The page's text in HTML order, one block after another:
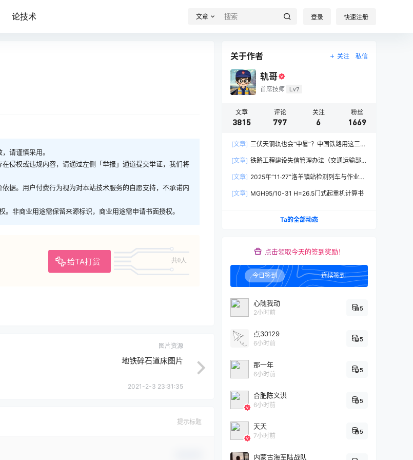
论技术 文章 登录 快速注册
请谨慎采用。
侵权或违规内容，请通过左侧「举报」通道提交举证，我们将
据。用户付费行为视为对本站技术服务的自愿支持，不承诺内
。非商业用途需保留来源标识，商业用途需申请书面授权。
给TA打赏 共0人
图片资源
地铁碎石道床图片
2021-2-3 23:31:35
提示标题
关于作者 关注 私信
轨哥
首席技师 Lv7
文章
3815
评论
797
关注
6
粉丝
1669
[文章] 三伏天钢轨也会“中暑”？中国铁路用这三招
[文章] 铁路工程建设失信管理办法（交通运输部
[文章] 2025年“11·27”洛羊镇站检测列车与作业人
[文章] MGH95/10-31 H=26.5门式起重机计算书
Ta的全部动态
点击领取今天的签到奖励！
今日签到 连续签到
心随我动
2小时前
5
点30129
6小时前
5
那一年
6小时前
5
合肥陈义洪
6小时前
5
天天
7小时前
5
内蒙古海军陆战队